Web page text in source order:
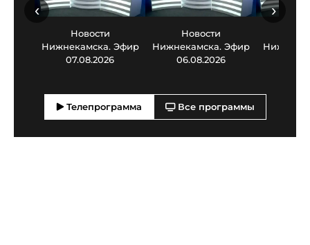
Новости
Нижнекамска. Эфир
07.08.2026
Новости
Нижнекамска. Эфир
06.08.2026
‹ ›
Телепрограмма Все программы